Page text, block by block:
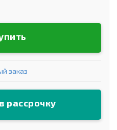
заказ
рассрочку